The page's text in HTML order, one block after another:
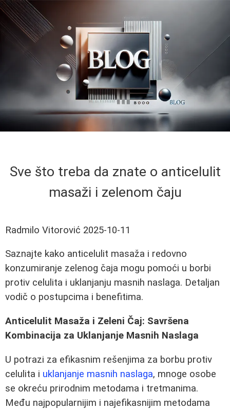
Sve što treba da znate o anticelulit
masaži i zelenom čaju
Radmilo Vitorović 2025-10-11
Saznajte kako anticelulit masaža i redovno
konzumiranje zelenog čaja mogu pomoći u borbi
protiv celulita i uklanjanju masnih naslaga. Detaljan
vodič o postupcima i benefitima.
Anticelulit Masaža i Zeleni Čaj: Savršena
Kombinacija za Uklanjanje Masnih Naslaga
U potrazi za efikasnim rešenjima za borbu protiv
celulita i uklanjanje masnih naslaga, mnoge osobe
se okreću prirodnim metodama i tretmanima.
Među najpopularnijim i najefikasnijim metodama